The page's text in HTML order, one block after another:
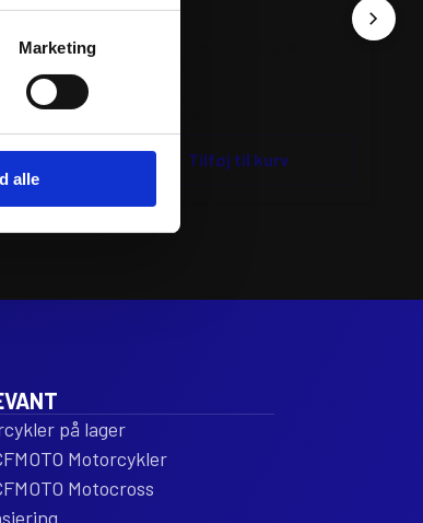
Marketing
alle
Tilføj til kurv
på lager
Motorcykler
Motocross